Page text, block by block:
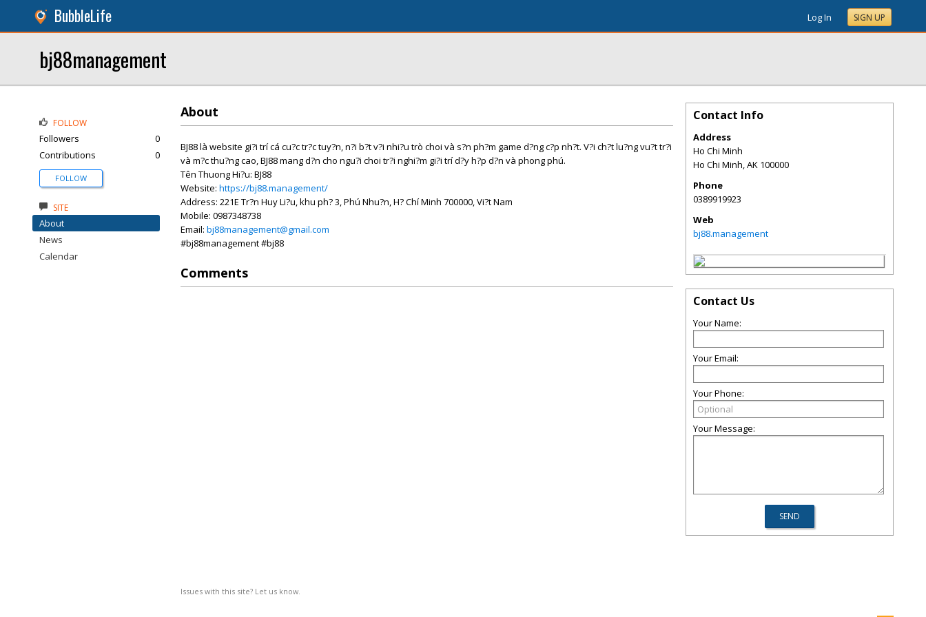
BubbleLife Log In SIGN UP
bj88management
About
BJ88 là website gi?i trí cá cu?c tr?c tuy?n, n?i b?t v?i nhi?u trò choi và s?n ph?m game d?ng c?p nh?t. V?i ch?t lu?ng vu?t tr?i
và m?c thu?ng cao, BJ88 mang d?n cho ngu?i choi tr?i nghi?m gi?i trí d?y h?p d?n và phong phú.
Tên Thuong Hi?u: BJ88
Website: https://bj88.management/
Address: 221E Tr?n Huy Li?u, khu ph? 3, Phú Nhu?n, H? Chí Minh 700000, Vi?t Nam
Mobile: 0987348738
Email: bj88management@gmail.com
#bj88management #bj88
Comments
Issues with this site? Let us know.
FOLLOW
Followers
0
Contributions
0
FOLLOW
SITE
About
News
Calendar
Contact Info
Address
Ho Chi Minh
Ho Chi Minh,AK 100000
Phone
0389919923
Web
bj88.management
Contact Us
Your Name:
Your Email:
Your Phone:
Your Message: